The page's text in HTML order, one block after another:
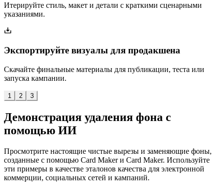
Итерируйте стиль, макет и детали с краткими сценарными
указаниями.
Экспортируйте визуалы для продакшена
Скачайте финальные материалы для публикации, теста или
запуска кампании.
1 2 3
Демонстрация удаления фона с
помощью ИИ
Просмотрите настоящие чистые вырезы и заменяющие фоны,
созданные с помощью Card Maker и Card Maker. Используйте
эти примеры в качестве эталонов качества для электронной
коммерции, социальных сетей и кампаний.